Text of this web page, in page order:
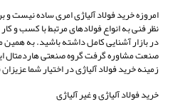
امروزه خرید فولاد آلیاژی امری ساده نیست
نظر فنی به انواع فولادهای مرتبط با کسب و
در بازار آشنایی کامل داشته باشید. به
صنعت مشاوره گرفت گروه صنعتی هاردمتال
زمینه خرید فولاد آلیاژی در اختیار شما
خرید فولاد آلیاژی و غیر آلیاژی